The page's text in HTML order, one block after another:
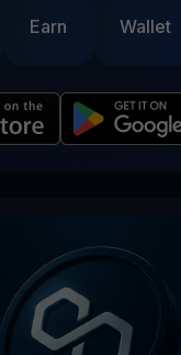
Earn Wallet